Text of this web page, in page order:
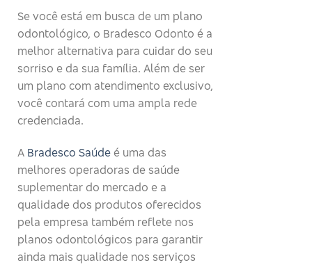
Se você está em busca de um plano
odontológico, o Bradesco Odonto é a
melhor alternativa para cuidar do seu
sorriso e da sua família. Além de ser
um plano com atendimento exclusivo,
você contará com uma ampla rede
credenciada.
A Bradesco Saúde é uma das
melhores operadoras de saúde
suplementar do mercado e a
qualidade dos produtos oferecidos
pela empresa também reflete nos
planos odontológicos para garantir
ainda mais qualidade nos serviços